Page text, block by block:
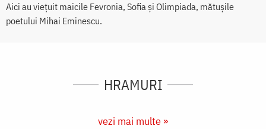
Aici au viețuit maicile Fevronia, Sofia și Olimpiada, mătușile
poetului Mihai Eminescu.
HRAMURI
vezi mai multe »